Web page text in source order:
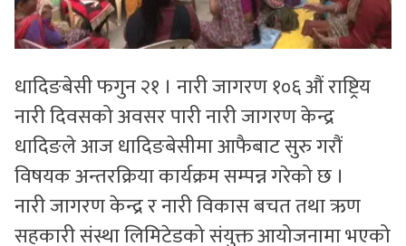
धादिङबेसी फगुन २१ । नारी जागरण १०६ औं राष्ट्रिय
नारी दिवसको अवसर पारी नारी जागरण केन्द्र
धादिङले आज धादिङबेसीमा आफैबाट सुरु गरौं
विषयक अन्तरक्रिया कार्यक्रम सम्पन्न गरेको छ ।
नारी जागरण केन्द्र र नारी विकास बचत तथा ऋण
सहकारी संस्था लिमिटेडको संयुक्त आयोजनामा भएको